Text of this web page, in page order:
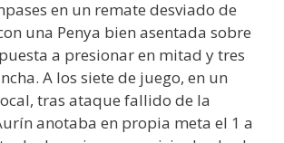
en un remate desviado de
una Penya bien asentada sobre
a presionar en mitad y tres
A los siete de juego, en un
tras ataque fallido de la
anotaba en propia meta el 1 a